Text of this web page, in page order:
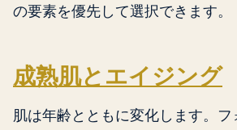
の要素を優先して選択できます。
成熟肌とエイジング
肌は年齢とともに変化します。フ